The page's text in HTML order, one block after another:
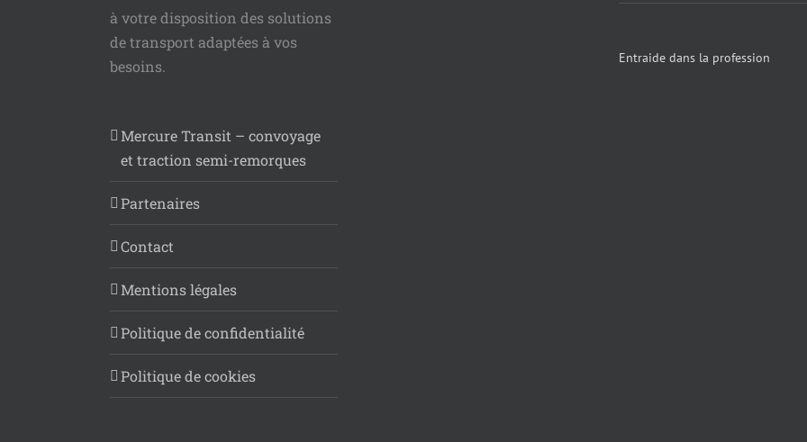
à votre disposition des solutions
de transport adaptées à vos
besoins.
Mercure Transit – convoyage
et traction semi-remorques
Partenaires
Contact
Mentions légales
Politique de confidentialité
Politique de cookies
Entraide dans la profession